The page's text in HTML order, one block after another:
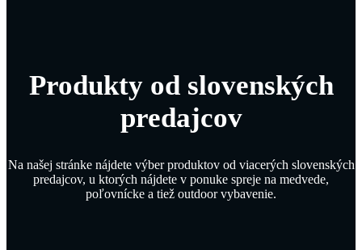
Produkty od slovenských
predajcov
Na našej stránke nájdete výber produktov od viacerých slovenských
predajcov, u ktorých nájdete v ponuke spreje na medvede,
poľovnícke a tiež outdoor vybavenie.